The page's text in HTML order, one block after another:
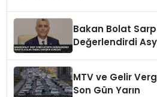
Bakan Bolat Sarp
Değerlendirdi
MTV ve Gelir
Son Gün Yarın